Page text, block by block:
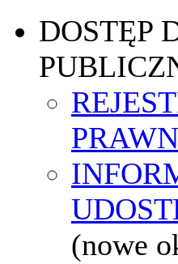
DOSTĘP
(nowe